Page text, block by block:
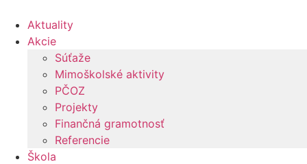
obsah
Aktuality
Akcie
Súťaže
Mimoškolské aktivity
PČOZ
Projekty
Finančná gramotnosť
Referencie
Škola